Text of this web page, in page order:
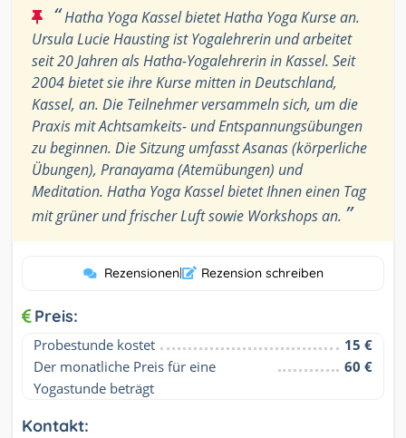
“Hatha Yoga Kassel bietet Hatha Yoga Kurse an.
Ursula Lucie Hausting ist Yogalehrerin und arbeitet
seit 20 Jahren als Hatha-Yogalehrerin in Kassel. Seit
2004 bietet sie ihre Kurse mitten in Deutschland,
Kassel, an. Die Teilnehmer versammeln sich, um die
Praxis mit Achtsamkeits- und Entspannungsübungen
zu beginnen. Die Sitzung umfasst Asanas (körperliche
Übungen), Pranayama (Atemübungen) und
Meditation. Hatha Yoga Kassel bietet Ihnen einen Tag
mit grüner und frischer Luft sowie Workshops an. ”
Rezensionen| Rezension schreiben
Preis:
Probestunde kostet
15 €
Der monatliche Preis für eine
Yogastunde beträgt
60 €
Kontakt: